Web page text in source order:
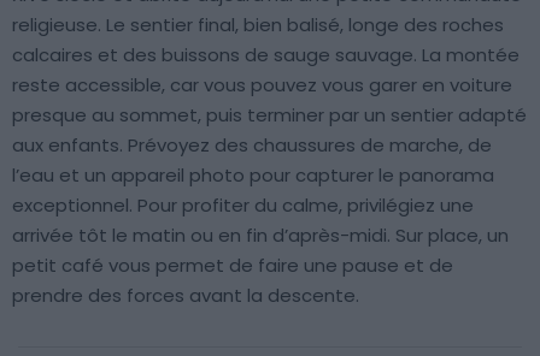
religieuse. Le sentier final, bien balisé, longe des roches
calcaires et des buissons de sauge sauvage. La montée
reste accessible, car vous pouvez vous garer en voiture
presque au sommet, puis terminer par un sentier adapté
aux enfants. Prévoyez des chaussures de marche, de
l’eau et un appareil photo pour capturer le panorama
exceptionnel. Pour profiter du calme, privilégiez une
arrivée tôt le matin ou en fin d’après-midi. Sur place, un
petit café vous permet de faire une pause et de
prendre des forces avant la descente.